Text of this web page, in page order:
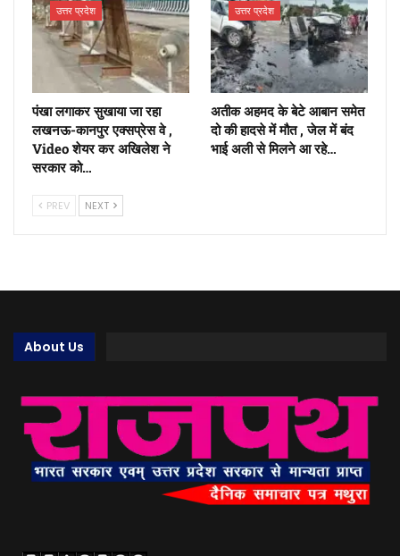
उत्तर प्रदेश
पंखा लगाकर सुखाया जा रहा
लखनऊ-कानपुर एक्सप्रेस वे ,
Video शेयर कर अखिलेश ने
सरकार को…
उत्तर प्रदेश
अतीक अहमद के बेटे आबान समेत
दो की हादसे में मौत , जेल में बंद
भाई अली से मिलने आ रहे…
PREV NEXT
About Us